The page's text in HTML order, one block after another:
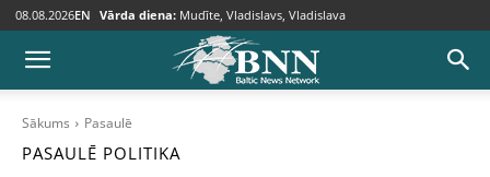
08.08.2026EN Vārda diena: Mudīte, Vladislavs, Vladislava
Sākums Pasaulē
PASAULĒ POLITIKA